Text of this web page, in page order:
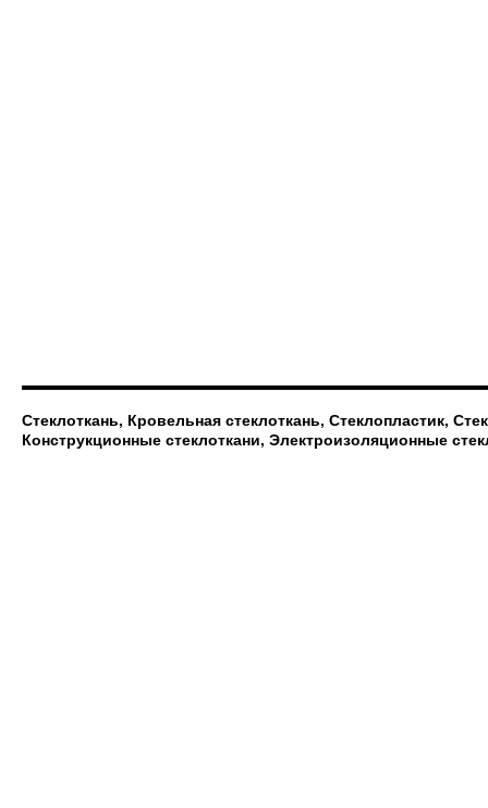
Стеклоткань, Кровельная стеклоткань, Стеклопластик,
Конструкционные стеклоткани, Электроизоляционные